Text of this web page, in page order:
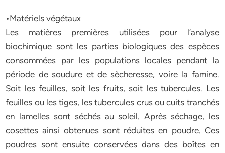
•Matériels végétaux
Les matières premières utilisées pour l’analyse
biochimique sont les parties biologiques des espèces
consommées par les populations locales pendant la
période de soudure et de sècheresse, voire la famine.
Soit les feuilles, soit les fruits, soit les tubercules. Les
feuilles ou les tiges, les tubercules crus ou cuits tranchés
en lamelles sont séchés au soleil. Après séchage, les
cosettes ainsi obtenues sont réduites en poudre. Ces
poudres sont ensuite conservées dans des boîtes en